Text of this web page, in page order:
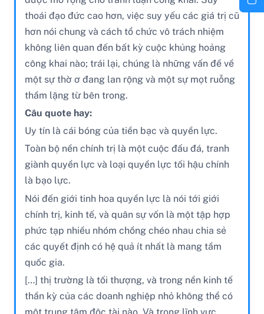
thoái đạo đức cao hơn, việc suy yếu các giá trị cũ
hơn nói chung và cách tổ chức vô trách nhiệm
không liên quan đến bất kỳ cuộc khủng hoảng
công khai nào; trái lại, chúng là những vấn đề về
một sự thờ ơ đang lan rộng và một sự mọt ruỗng
thầm lặng từ bên trong.
Câu quote hay:
Uy tín là cái bóng của tiền bạc và quyền lực.
Toàn bộ nền chính trị là một cuộc đấu đá, tranh
giành quyền lực và loại quyền lực tối hậu chính
là bạo lực.
Nói đến giới tinh hoa quyền lực là nói tới giới
chính trị, kinh tế, và quân sự vốn là một tập hợp
phức tạp nhiều nhóm chồng chéo nhau chia sẻ
các quyết định có hệ quả ít nhất là mang tầm
quốc gia.
[…] thị trường là tối thượng, và trong nền kinh tế
thần kỳ của các doanh nghiệp nhỏ không thể có